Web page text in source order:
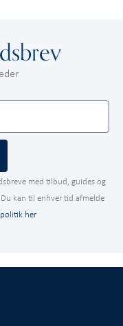
med tilbud, guides og
kan til enhver tid afmelde
her